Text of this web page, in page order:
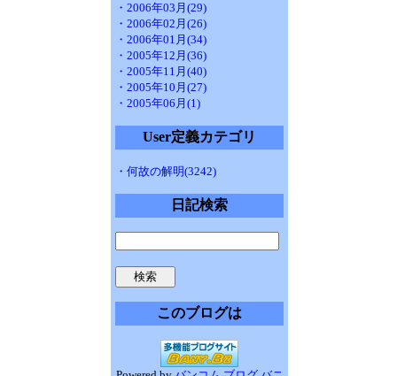
・2006年03月(29)
・2006年02月(26)
・2006年01月(34)
・2005年12月(36)
・2005年11月(40)
・2005年10月(27)
・2005年06月(1)
User定義カテゴリ
・何故の解明(3242)
日記検索
このブログは